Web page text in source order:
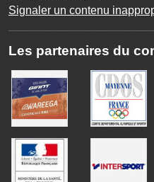
Signaler un contenu
Les partenaires du